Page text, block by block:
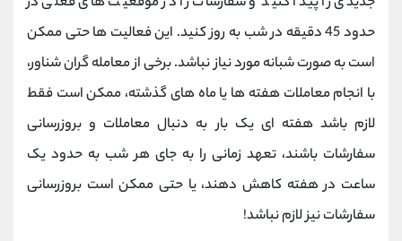
حدود 45 دقیقه در شب به روز کنید. این فعالیت ها حتی ممکن
است به صورت شبانه مورد نیاز نباشد. برخی از معامله گران شناور،
با انجام معاملات هفته ها یا ماه های گذشته، ممکن است فقط
لازم باشد هفته ای یک بار به دنبال معاملات و بروزرسانی
سفارشات باشند، تعهد زمانی را به جای هر شب به حدود یک
ساعت در هفته کاهش دهند، یا حتی ممکن است بروزرسانی
سفارشات نیز لازم نباشد!